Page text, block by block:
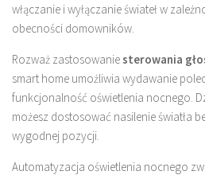
włączanie i wyłączanie świateł w
obecności domowników.
Rozważ zastosowaniesterowania
smart home umożliwia wydawanie
funkcjonalność oświetlenia nocnego.
możesz dostosować nasilenie światła
wygodnej pozycji.
Automatyzacja oświetlenia nocnego